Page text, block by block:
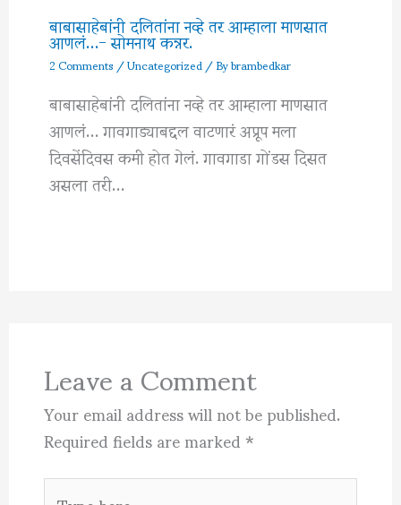
बाबासाहेबांनी दलितांना नव्हे तर आम्हाला माणसात
आणलं…- सोमनाथ कन्नर.
2 Comments/Uncategorized/ Bybrambedkar
बाबासाहेबांनी दलितांना नव्हे तर आम्हाला माणसात
आणलं… गावगाड्याबद्दल वाटणारं अप्रूप मला
दिवसेंदिवस कमी होत गेलं. गावगाडा गोंडस दिसत
असला तरी…
Leave a Comment
Your email address will not be published.
Required fields are marked*
Type